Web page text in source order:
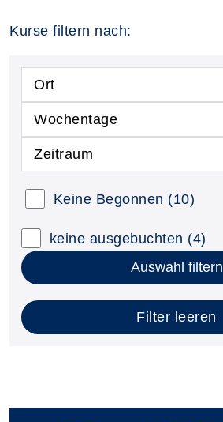
Kurse filtern nach:
Ort
Wochentage
Zeitraum
Keine Begonnen (10)
keine ausgebuchten (4)
Auswahl filtern
Filter leeren